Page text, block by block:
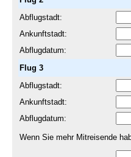
Abflugstadt:
Ankunftstadt:
Abflugdatum:
Flug 3
Abflugstadt:
Ankunftstadt:
Abflugdatum:
Wenn Sie mehr Mitreisende